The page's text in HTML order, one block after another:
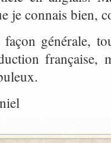
je connais bien,
façon générale,
française,